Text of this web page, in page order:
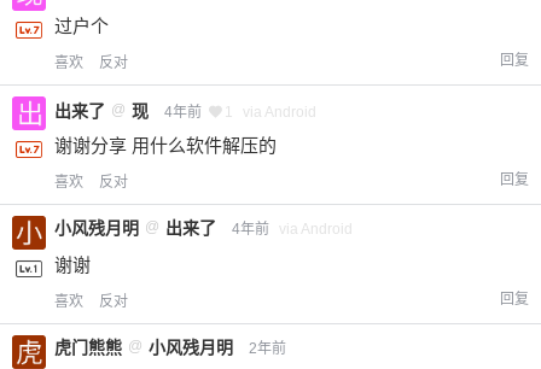
过户个
喜欢 反对 回复
出来了 @ 现 4年前 1 via Android
谢谢分享 用什么软件解压的
喜欢 反对 回复
小风残月明 @ 出来了 4年前 via Android
谢谢
喜欢 反对 回复
虎门熊熊 @ 小风残月明 2年前